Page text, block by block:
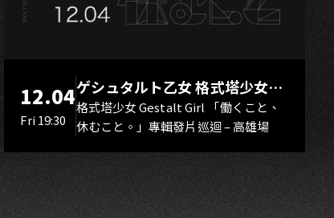
12.04
Fri 19:30
ゲシュタルト乙女 格式塔少女
Gestalt Girl
格式塔少女 Gestalt Girl 「働くこと、
休むこと。」專輯發片巡迴 – 高雄場